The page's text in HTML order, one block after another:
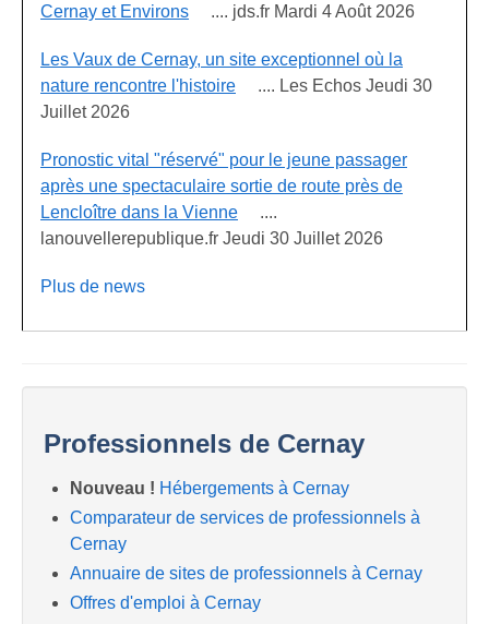
Cernay et Environs .... jds.fr Mardi 4 Août 2026
Les Vaux de Cernay, un site exceptionnel où la
nature rencontre l'histoire .... Les Echos Jeudi 30
Juillet 2026
Pronostic vital "réservé" pour le jeune passager
après une spectaculaire sortie de route près de
Lencloître dans la Vienne ....
lanouvellerepublique.fr Jeudi 30 Juillet 2026
Plus de news
Professionnels de Cernay
Nouveau ! Hébergements à Cernay
Comparateur de services de professionnels à
Cernay
Annuaire de sites de professionnels à Cernay
Offres d'emploi à Cernay